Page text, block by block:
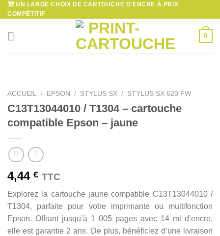
Passer
au
contenu
UN LARGE CHOIX DE CARTOUCHE D'ENCRE À PRIX
COMPÉTITIF
0
ACCUEIL / EPSON / STYLUS SX / STYLUS SX 620 FW
C13T13044010 / T1304 – cartouche
compatible Epson – jaune
4,44 € TTC
Explorez la cartouche jaune compatible C13T13044010 /
T1304, parfaite pour votre imprimante ou multifonction
Epson. Offrant jusqu’à 1 005 pages avec 14 ml d’encre,
elle est garantie 2 ans. De plus, bénéficiez d’une livraison